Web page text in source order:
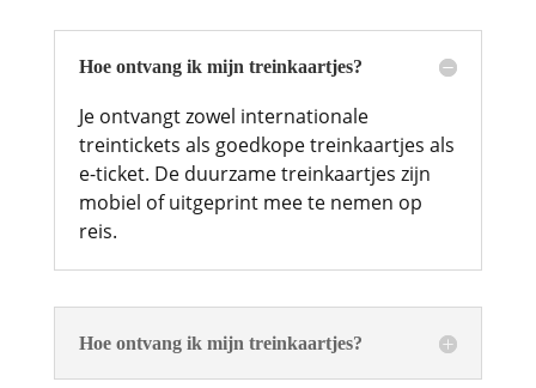
Hoe ontvang ik mijn treinkaartjes?
Je ontvangt zowel internationale
treintickets als goedkope treinkaartjes als
e-ticket. De duurzame treinkaartjes zijn
mobiel of uitgeprint mee te nemen op
reis.
Hoe ontvang ik mijn treinkaartjes?